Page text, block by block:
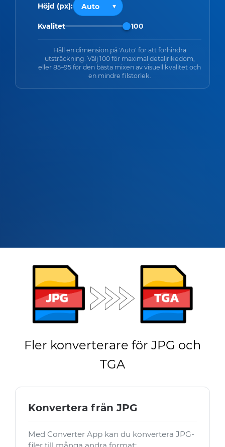
Höjd (px):
Kvalitet 100
Håll en dimension på 'Auto' för att förhindra
utsträckning. Välj 100 för maximal detaljrikedom,
eller 85–95 för den bästa mixen av visuell kvalitet och
en mindre filstorlek.
Fler konverterare för JPG och
TGA
Konvertera från JPG
Med Converter App kan du konvertera JPG-